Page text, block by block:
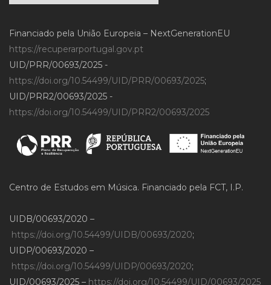
Financiado pela União Europeia – NextGenerationEU
https://recuperarportugal.gov.pt
UID/PRR/00693/2025 -
https://doi.org/10.54499/UID/PRR/00693/2025;
UID/PRR2/00693/2025 -
https://doi.org/10.54499/UID/PRR2/00693/2025
Centro de Estudos em Música. Financiado pela FCT, I.P.
UIDB/00693/2020 –
https://doi.org/10.54499/UIDB/00693/2020;
UIDP/00693/2020 –
https://doi.org/10.54499/UIDP/00693/2020;
UID/00693/2025 – https://doi.org/10.54499/UID/00693/2025